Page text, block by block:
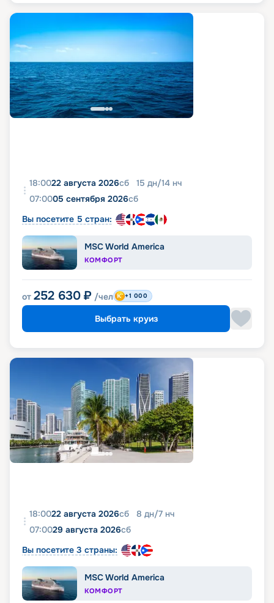
18:0022 августа 2026сб 15 дн/14 нч
07:0005 сентября 2026сб
Вы посетите 5 стран:
MSC World America
КОМФОРТ
от 252 630 ₽ /чел +1 000
Выбрать круиз
18:0022 августа 2026сб 8 дн/7 нч
07:0029 августа 2026сб
Вы посетите 3 страны:
MSC World America
КОМФОРТ